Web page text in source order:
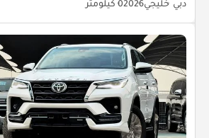
دبي خليجي20260 كيلومتر